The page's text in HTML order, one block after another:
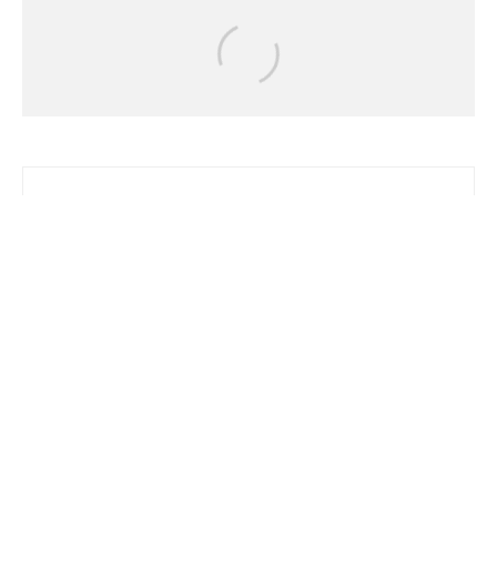
recebe seu maior DLC, SUPER LIMIT-
BREAKING NEO, já disponível para PC